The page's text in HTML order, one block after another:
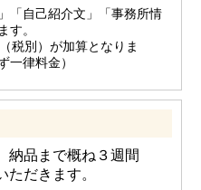
「自己紹介文」「事務所情
す。
税別）が加算となりま
一律料金）
納品まで概ね３週間
ただきます。